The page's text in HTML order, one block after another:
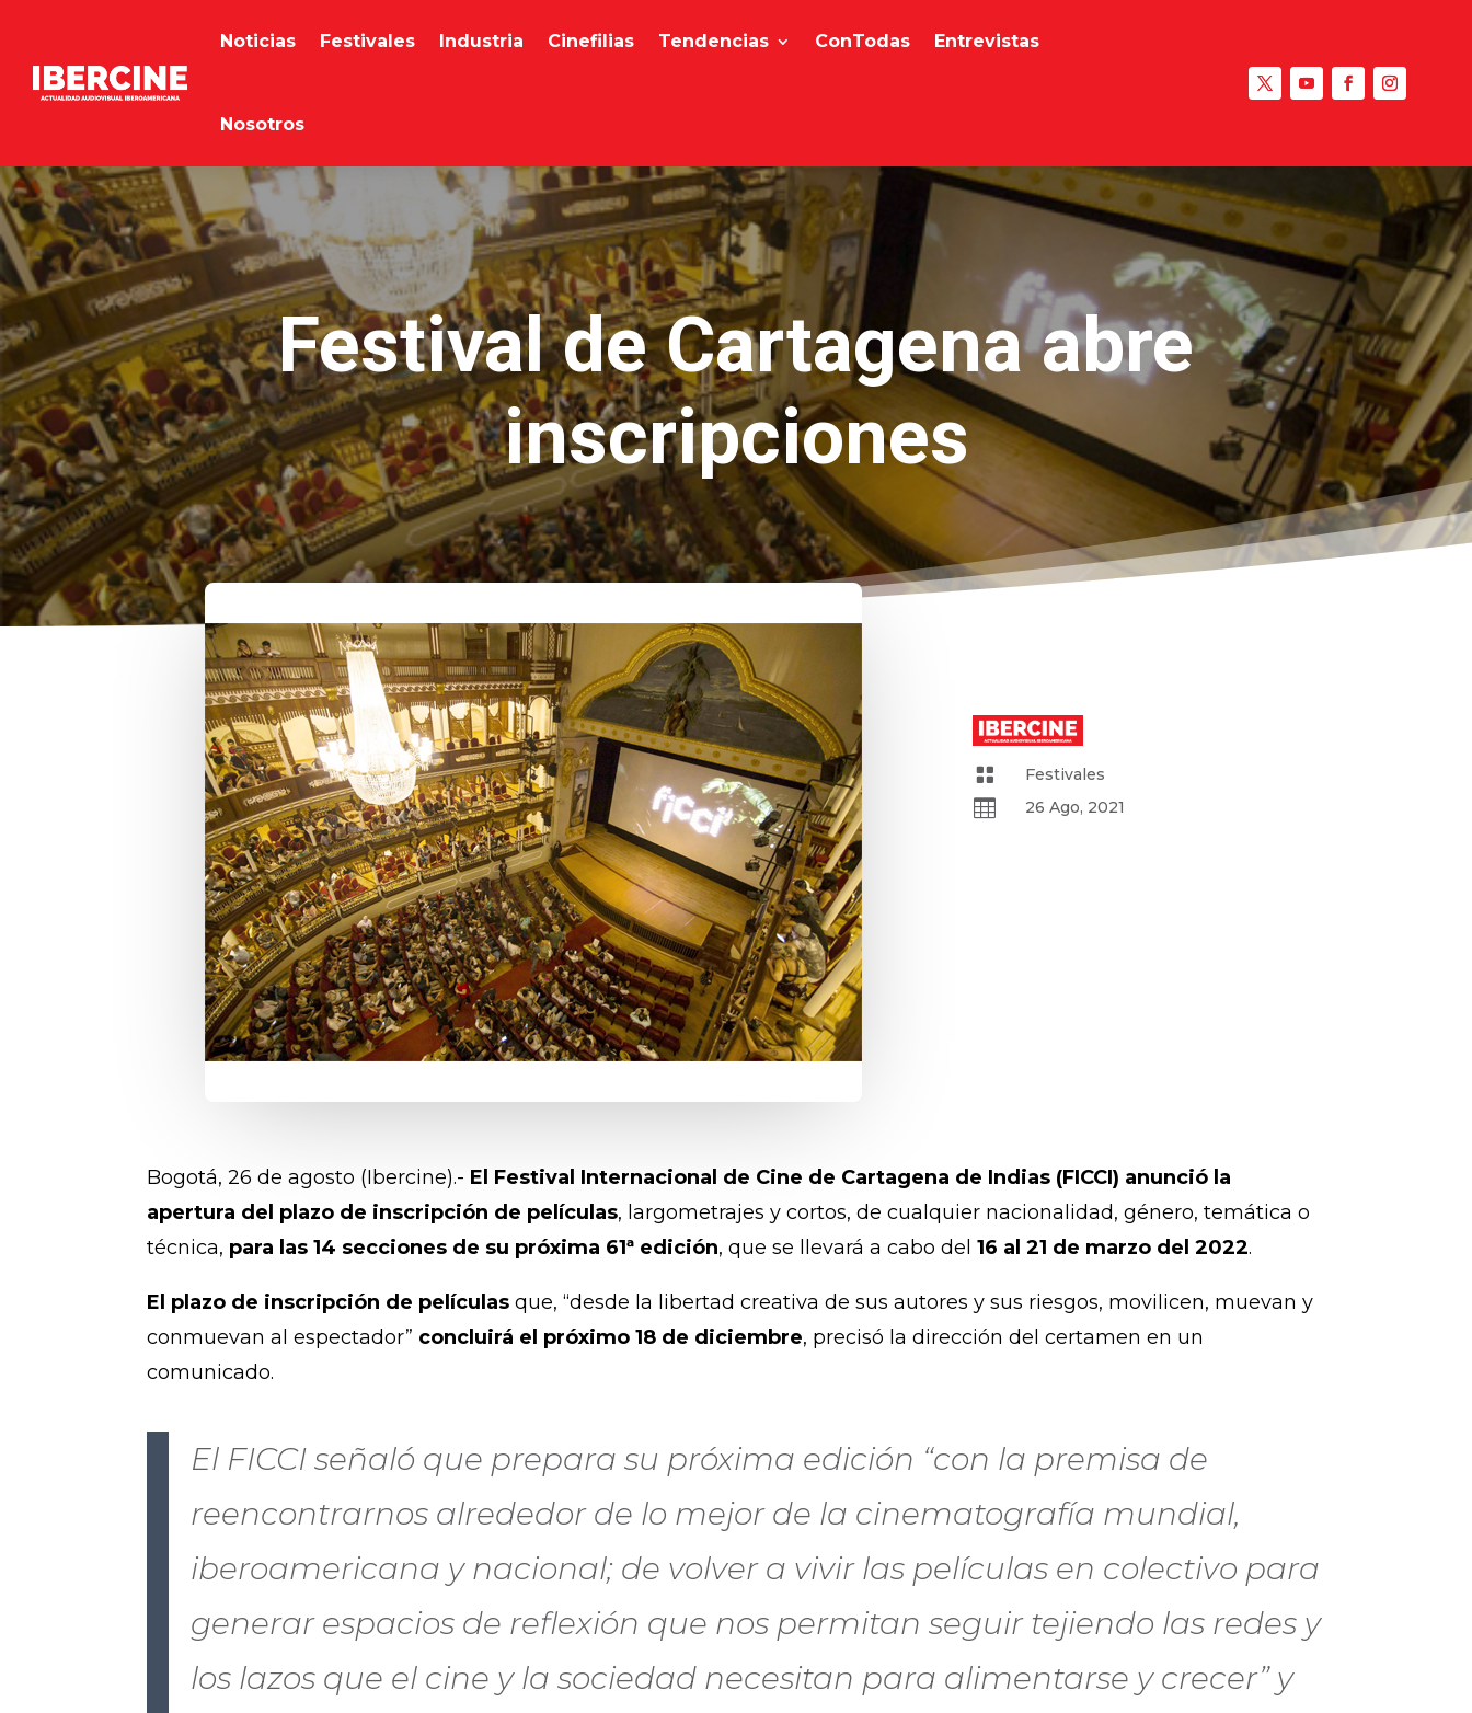
Noticias Festivales Industria Cinefilias Tendencias ConTodas Entrevistas
Nosotros
Festival de Cartagena abre
inscripciones
 Festivales
 26 Ago, 2021
Bogotá, 26 de agosto (Ibercine).- El Festival Internacional de Cine de Cartagena de Indias (FICCI) anunció la
apertura del plazo de inscripción de películas, largometrajes y cortos, de cualquier nacionalidad, género, temática o
técnica, para las 14 secciones de su próxima 61ª edición, que se llevará a cabo del16 al 21 de marzo del 2022.
El plazo de inscripción de películas que, “desde la libertad creativa de sus autores y sus riesgos, movilicen, muevan y
conmuevan al espectador” concluirá el próximo 18 de diciembre, precisó la dirección del certamen en un
comunicado.
El FICCI señaló que prepara su próxima edición “con la premisa de
reencontrarnos alrededor de lo mejor de la cinematografía mundial,
iberoamericana y nacional; de volver a vivir las películas en colectivo para
generar espacios de reflexión que nos permitan seguir tejiendo las redes y
los lazos que el cine y la sociedad necesitan para alimentarse y crecer” y